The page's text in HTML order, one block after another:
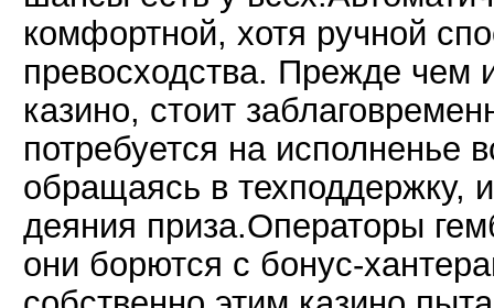
комфортной, хотя ручной
превосходства. Прежде чем
казино, стоит
потребуется на исполненье
обращаясь в техподдержку,
деяния приза.Операторы
они борются с бонус-